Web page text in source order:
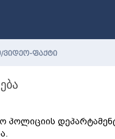
ფაქტი
პოლიციის